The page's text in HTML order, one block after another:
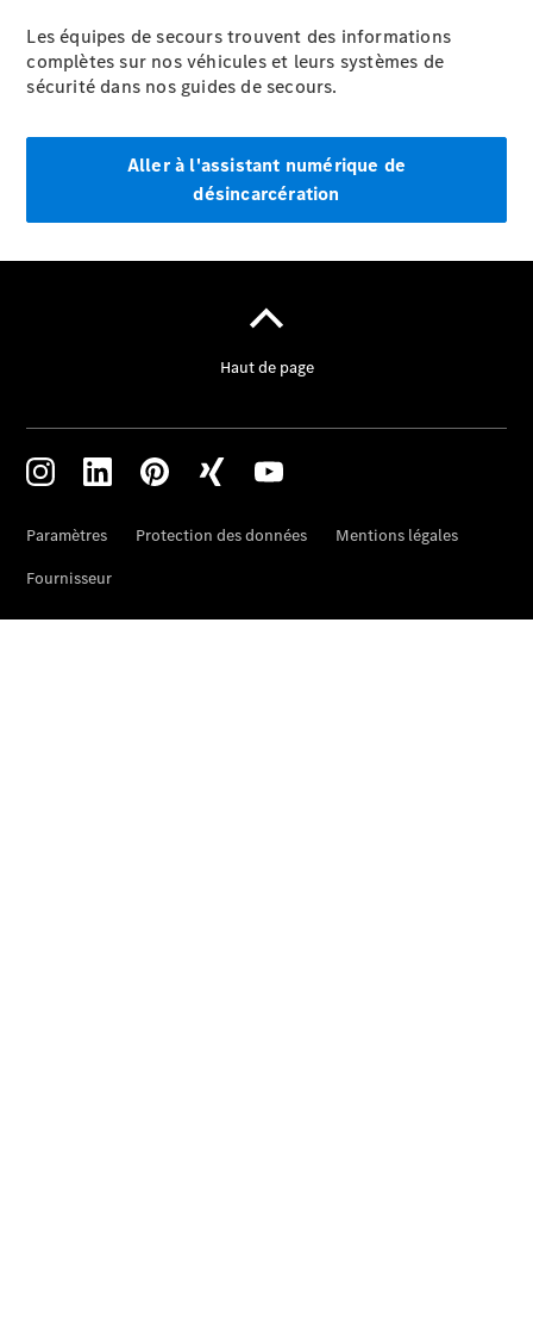
Brochure
numérique
Accessoires
Collection
Notices
d'utilisation
Prendre
Les équipes de secours trouvent des informations
complètes sur nos véhicules et leurs systèmes de
sécurité dans nos guides de secours.
Aller à l'assistant numérique de
désincarcération